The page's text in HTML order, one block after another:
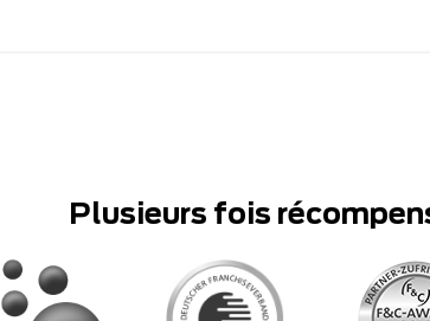
Plusieurs fois